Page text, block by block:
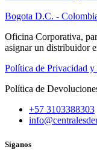
Bogota D.C. -
Oficina Corporativa,
asignar un distribuidor
Política de Privacidad y
Política de
+57 3103388303
Síganos